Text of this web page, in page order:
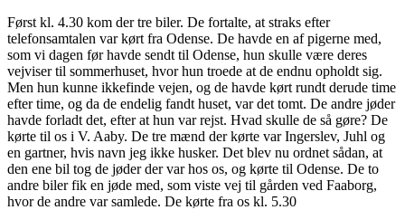
Først kl. 4.30 kom der tre biler. De fortalte, at straks efter
telefonsamtalen var kørt fra Odense. De havde en af pigerne med,
som vi dagen før havde sendt til Odense, hun skulle være deres
vejviser til sommerhuset, hvor hun troede at de endnu opholdt sig.
Men hun kunne ikkefinde vejen, og de havde kørt rundt derude time
efter time, og da de endelig fandt huset, var det tomt. De andre jøder
havde forladt det, efter at hun var rejst. Hvad skulle de så gøre? De
kørte til os i V. Aaby. De tre mænd der kørte var Ingerslev, Juhl og
en gartner, hvis navn jeg ikke husker. Det blev nu ordnet sådan, at
den ene bil tog de jøder der var hos os, og kørte til Odense. De to
andre biler fik en jøde med, som viste vej til gården ved Faaborg,
hvor de andre var samlede. De kørte fra os kl. 5.30